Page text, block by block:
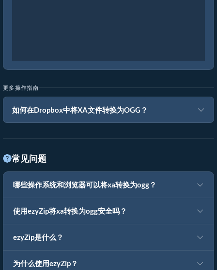
更多操作指南
如何在Dropbox中将XA文件转换为OGG？
常见问题
哪些操作系统和浏览器可以将xa转换为ogg？
使用ezyZip将xa转换为ogg安全吗？
ezyZip是什么？
为什么使用ezyZip？